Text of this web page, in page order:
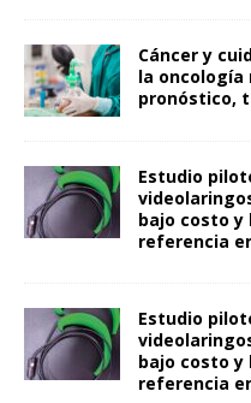
Cáncer y
la oncología
pronóstico,
Estudio
bajo costo y
referencia
Estudio
bajo costo y
referencia